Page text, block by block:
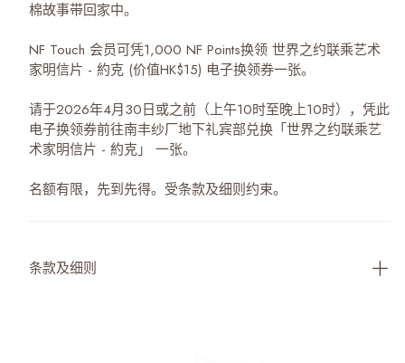
棉故事带回家中。
NF Touch 会员可凭1,000 NF Points换领 世界之约联乘艺术
家明信片 - 約克 (价值HK$15) 电子换领券一张。
请于2026年4月30日或之前（上午10时至晚上10时），凭此
电子换领券前往南丰纱厂地下礼宾部兑换「世界之约联乘艺
术家明信片 - 約克」 一张。
名额有限，先到先得。受条款及细则约束。
条款及细则